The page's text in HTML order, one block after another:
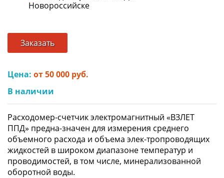
Заказать
Цена: от 50 000 руб.
В наличии
Расходомер-счетчик электромагнитный «ВЗЛЕТ
ППД» предна-значен для измерения среднего
объемного расхода и объема элек-тропроводящих
жидкостей в широком диапазоне температур и
проводимостей, в том числе, минерализованной
оборотной воды.